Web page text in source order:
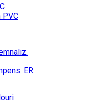
PVC
ER